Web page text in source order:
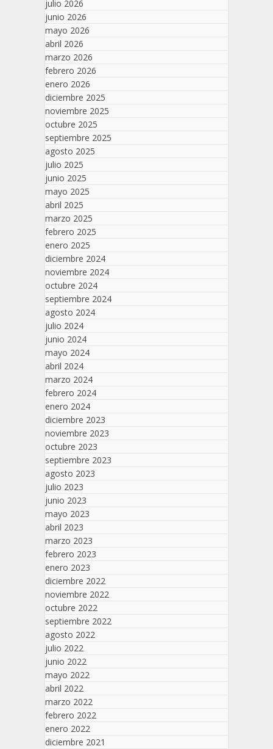
julio 2026
junio 2026
mayo 2026
abril 2026
marzo 2026
febrero 2026
enero 2026
diciembre 2025
noviembre 2025
octubre 2025
septiembre 2025
agosto 2025
julio 2025
junio 2025
mayo 2025
abril 2025
marzo 2025
febrero 2025
enero 2025
diciembre 2024
noviembre 2024
octubre 2024
septiembre 2024
agosto 2024
julio 2024
junio 2024
mayo 2024
abril 2024
marzo 2024
febrero 2024
enero 2024
diciembre 2023
noviembre 2023
octubre 2023
septiembre 2023
agosto 2023
julio 2023
junio 2023
mayo 2023
abril 2023
marzo 2023
febrero 2023
enero 2023
diciembre 2022
noviembre 2022
octubre 2022
septiembre 2022
agosto 2022
julio 2022
junio 2022
mayo 2022
abril 2022
marzo 2022
febrero 2022
enero 2022
diciembre 2021